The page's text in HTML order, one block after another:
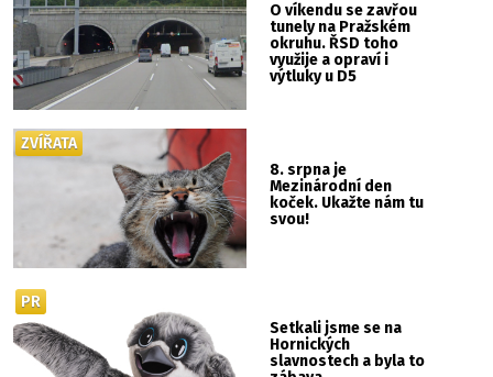
O víkendu se zavřou
tunely na Pražském
okruhu. ŘSD toho
využije a opraví i
výtluky u D5
8. srpna je
Mezinárodní den
koček. Ukažte nám tu
svou!
ZVÍŘATA
Setkali jsme se na
Hornických
slavnostech a byla to
PR